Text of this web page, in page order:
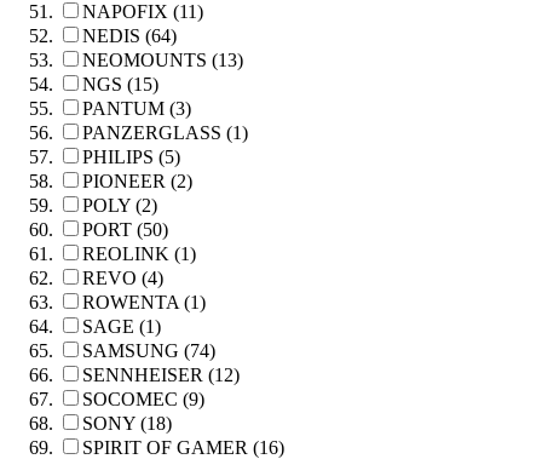
NAPOFIX (11)
NEDIS (64)
NEOMOUNTS (13)
NGS (15)
PANTUM (3)
PANZERGLASS (1)
PHILIPS (5)
PIONEER (2)
POLY (2)
PORT (50)
REOLINK (1)
REVO (4)
ROWENTA (1)
SAGE (1)
SAMSUNG (74)
SENNHEISER (12)
SOCOMEC (9)
SONY (18)
SPIRIT OF GAMER (16)